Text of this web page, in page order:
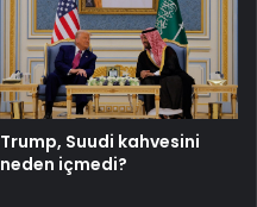
Trump, Suudi kahvesini
neden içmedi?